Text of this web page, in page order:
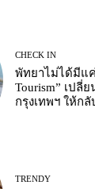
CHECK IN
พัทยาไม่ได้มีแค่
Tourism” เปลี่
กรุงเทพฯ ให้ก
TRENDY